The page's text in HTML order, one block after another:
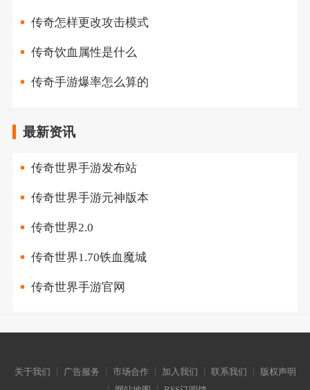
传奇怎样更改攻击模式
传奇饮血属性是什么
传奇手游爆率怎么算的
最新资讯
传奇世界手游发布站
传奇世界手游元神版本
传奇世界2.0
传奇世界1.70铁血魔城
传奇世界手游官网
关于我们 ┊ 广告服务 ┊ 市场合作 ┊ 加入我们 ┊ 联系我们 ┊ 版权声明